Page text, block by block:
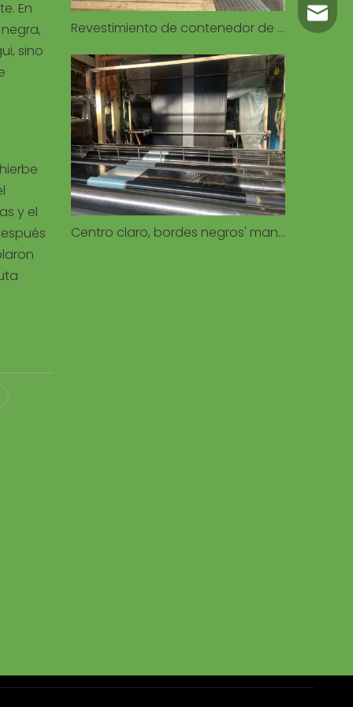
En
sino
y el
Revestimiento de contenedor de transporte personalizado para 20GP 40GP 40HQ
Centro claro, bordes negros' mantillo: equilibrio entre el calentamiento del suelo y el control de malezas